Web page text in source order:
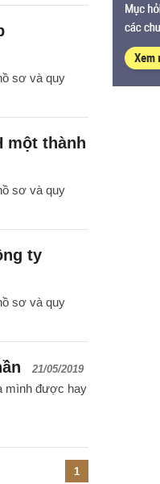
sơ và quy
một thành
sơ và quy
ty
sơ và quy
21/05/2019
mình được hay
1